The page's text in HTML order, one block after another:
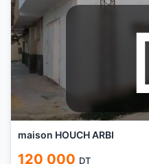
maison HOUCH ARBI
120 000 DT